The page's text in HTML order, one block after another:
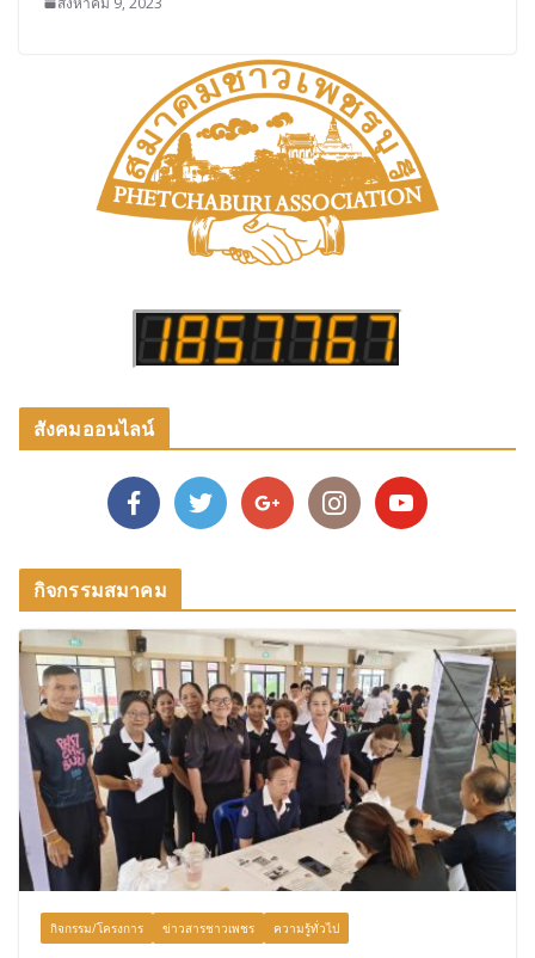
สังคมออนไลน์
กิจกรรมสมาคม
กิจกรรม/โครงการ ข่าวสารชาวเพชร ความรู้ทั่วไป